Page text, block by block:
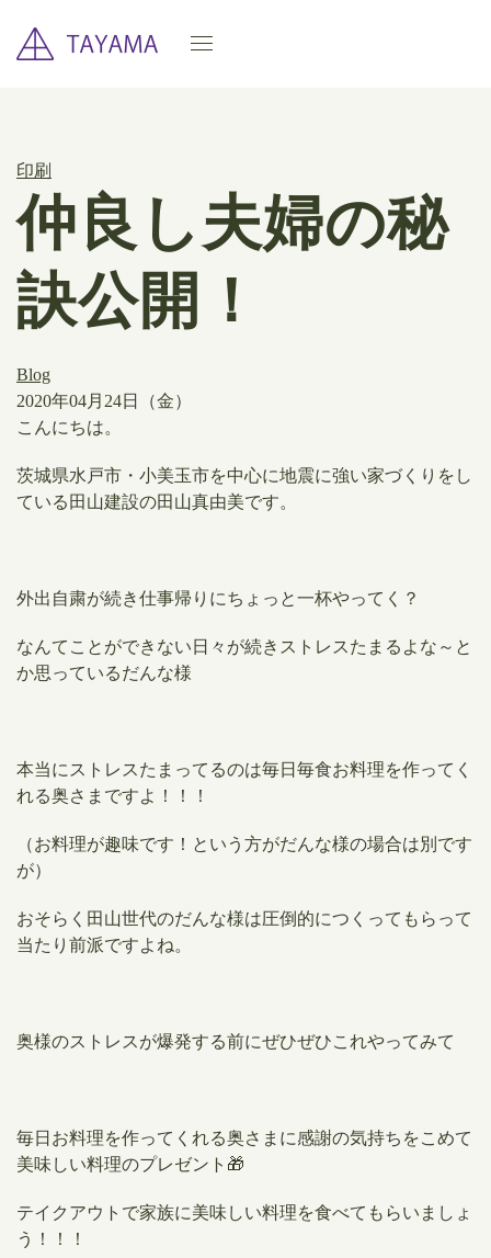
印刷
仲良し夫婦の秘
訣公開！
Blog
2020年04月24日（金）
こんにちは。
茨城県水戸市・小美玉市を中心に地震に強い家づくりをし
ている田山建設の田山真由美です。
外出自粛が続き仕事帰りにちょっと一杯やってく？
なんてことができない日々が続きストレスたまるよな～と
か思っているだんな様
本当にストレスたまってるのは毎日毎食お料理を作ってく
れる奥さまですよ！！！
（お料理が趣味です！という方がだんな様の場合は別です
が）
おそらく田山世代のだんな様は圧倒的につくってもらって
当たり前派ですよね。
奥様のストレスが爆発する前にぜひぜひこれやってみて
毎日お料理を作ってくれる奥さまに感謝の気持ちをこめて
美味しい料理のプレゼント🎁
テイクアウトで家族に美味しい料理を食べてもらいましょ
う！！！